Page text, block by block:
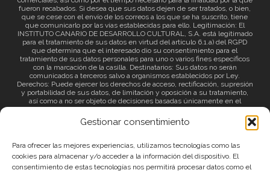
Gestionar consentimiento
Para ofrecer las mejores experiencias, utilizamos tecnologías como las
cookies para almacenar y/o acceder a la información del dispositivo. El
consentimiento de estas tecnologías nos permitirá procesar datos como el
fueron recabados. Si desea que sus datos dejen de ser tratados, o bien,
que se cese con el envío de los correos a los que se ha suscrito, tiene
que comunicarlo por las vías establecidas para ello. Legitimación: El
INSTITUTO CANARIO DE DESARROLLO CULTURAL, S.A. está legitimado
para el tratamiento de sus datos en virtud del artículo 6.1.a) del RGPD
que determina que el interesado dio su consentimiento para el
tratamiento de sus datos personales para uno o varios fines específicos
con la marcación de la casilla. Destinatarios: Sus datos no serán
comunicados a terceros salvo a organismos establecidos por Ley.
Derechos: Puede ejercer los derechos de acceso, rectificación, supresión
y portabilidad de sus datos, de limitación y oposición a su tratamiento,
así como a no ser objeto de decisiones basadas únicamente en el
tratamiento automatizado de sus datos y revocar el consentimiento
prestado. Información adicional: Puede consultar la información adicional
a través del siguienteenlace.